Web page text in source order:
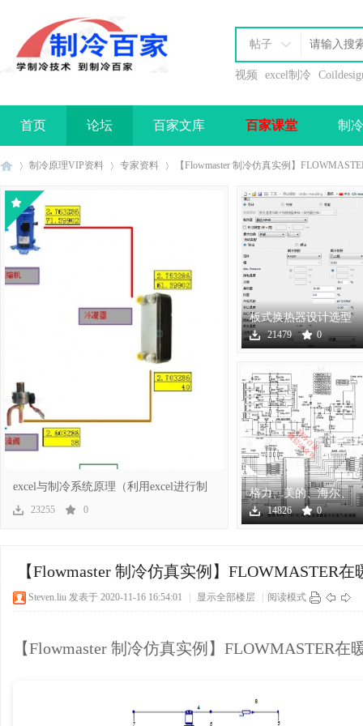
帖子
视频 excel制冷
首页 论坛 百家文库 百家课堂 制
办理会员
制
制冷原理VIP资料 专家资料 【Flowmaster 制冷仿真实例】
excel与制冷系统原理（利用excel进行制
冷系
23255 0
板式换热器设计选型
软件下载
21479 0
格力、美的、海尔、
海信、奥克斯几十个
空调
14826 0
【Flowmaster 制冷仿真实例】FLOWMASTER
Steven.liu 发表于 2020-11-16 16:54:01 显示全部楼层 阅读模式
【Flowmaster 制冷仿真实例】FLOWMASTER在